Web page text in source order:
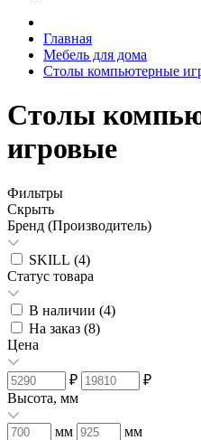
Главная
Мебель для дома
Столы компьютерные
Столы
игровые
Фильтры
Скрыть
Бренд (Производитель)
SKILL (4)
Статус товара
В наличии (4)
На заказ (8)
Цена
₽
₽
Высота, мм
мм
мм